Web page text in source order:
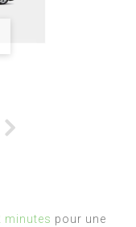
minutes pour une